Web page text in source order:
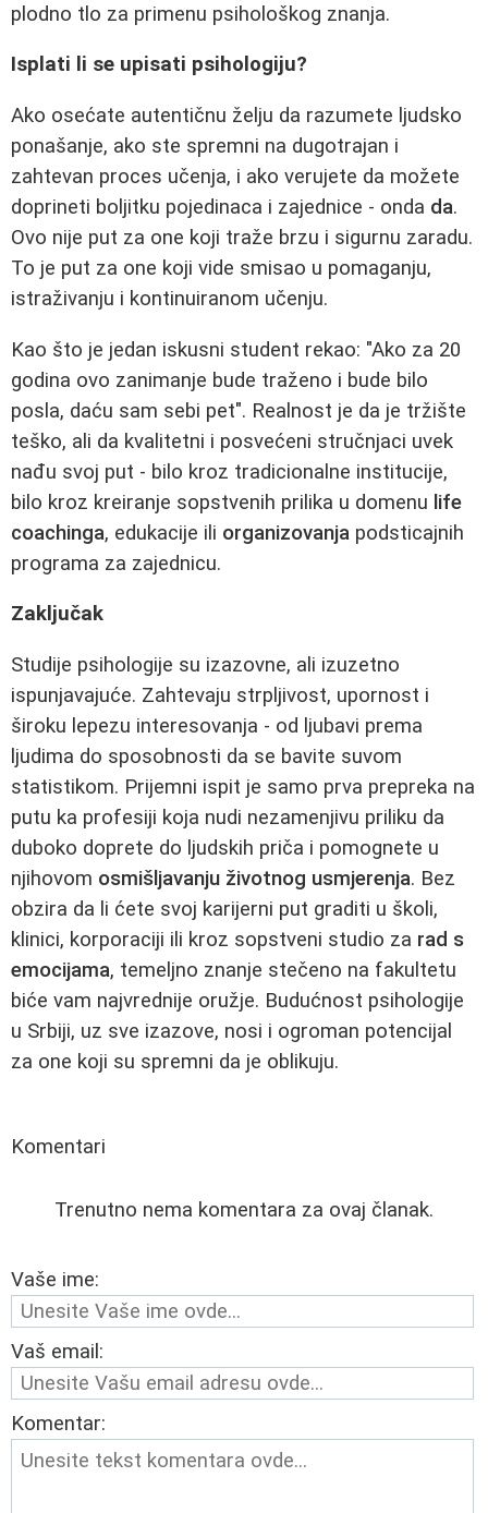
plodno tlo za primenu psihološkog znanja.
Isplati li se upisati psihologiju?
Ako osećate autentičnu želju da razumete ljudsko
ponašanje, ako ste spremni na dugotrajan i
zahtevan proces učenja, i ako verujete da možete
doprineti boljitku pojedinaca i zajednice - onda da.
Ovo nije put za one koji traže brzu i sigurnu zaradu.
To je put za one koji vide smisao u pomaganju,
istraživanju i kontinuiranom učenju.
Kao što je jedan iskusni student rekao: "Ako za 20
godina ovo zanimanje bude traženo i bude bilo
posla, daću sam sebi pet". Realnost je da je tržište
teško, ali da kvalitetni i posvećeni stručnjaci uvek
nađu svoj put - bilo kroz tradicionalne institucije,
bilo kroz kreiranje sopstvenih prilika u domenu life
coachinga, edukacije ili organizovanja podsticajnih
programa za zajednicu.
Zaključak
Studije psihologije su izazovne, ali izuzetno
ispunjavajuće. Zahtevaju strpljivost, upornost i
široku lepezu interesovanja - od ljubavi prema
ljudima do sposobnosti da se bavite suvom
statistikom. Prijemni ispit je samo prva prepreka na
putu ka profesiji koja nudi nezamenjivu priliku da
duboko doprete do ljudskih priča i pomognete u
njihovom osmišljavanju životnog usmjerenja. Bez
obzira da li ćete svoj karijerni put graditi u školi,
klinici, korporaciji ili kroz sopstveni studio za rad s
emocijama, temeljno znanje stečeno na fakultetu
biće vam najvrednije oružje. Budućnost psihologije
u Srbiji, uz sve izazove, nosi i ogroman potencijal
za one koji su spremni da je oblikuju.
Komentari
Trenutno nema komentara za ovaj članak.
Vaše ime:
Vaš email:
Komentar: